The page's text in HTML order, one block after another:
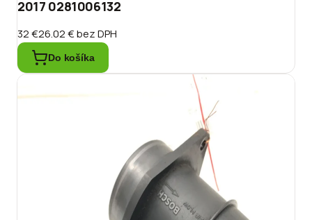
2017 0281006132
32 €26.02 €bez DPH
Do košíka